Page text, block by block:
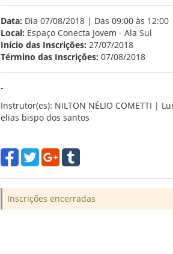
Data: Dia 07/08/2018 | Das 09:00 às 12:00
Local: Espaço Conecta Jovem - Ala Sul
Início das Inscrições: 27/07/2018
Término das Inscrições: 07/08/2018
-
Instrutor(es): NILTON NÉLIO COMETTI |
elias bispo dos santos
Inscrições encerradas